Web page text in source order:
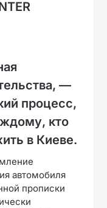
—
процесс,
кто
в Киеве.
автомобиля
прописки